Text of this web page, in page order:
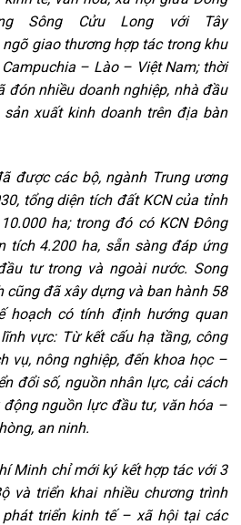
Sông Cửu Long với Tây
giao thương hợp tác trong khu
– Lào – Việt Nam; thời
đón nhiều doanh nghiệp, nhà đầu
xuất kinh doanh trên địa bàn
được các bộ, ngành Trung ương
tổng diện tích đất KCN của tỉnh
ha; trong đó có KCN Đông
tích 4.200 ha, sẵn sàng đáp ứng
tư trong và ngoài nước. Song
cũng đã xây dựng và ban hành 58
hoạch có tính định hướng quan
vực: Từ kết cấu hạ tầng, công
vụ, nông nghiệp, đến khoa học –
đổi số, nguồn nhân lực, cải cách
động nguồn lực đầu tư, văn hóa –
an ninh.
Minh chỉ mới ký kết hợp tác với 3
và triển khai nhiều chương trình
triển kinh tế – xã hội tại các